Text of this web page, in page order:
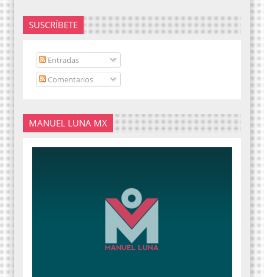
SUSCRÍBETE
Entradas
Comentarios
MANUEL LUNA MX